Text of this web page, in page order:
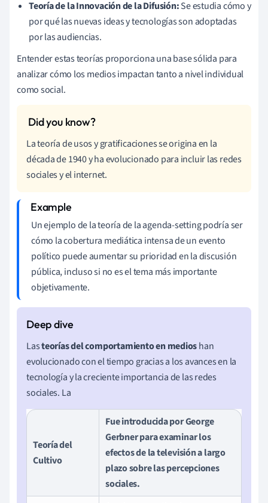
Teoría de la Innovación de la Difusión:Se estudia cómo y
por qué las nuevas ideas y tecnologías son adoptadas
por las audiencias.
Entender estas teorías proporciona una base sólida para
analizar cómo los medios impactan tanto a nivel individual
como social.
La teoría de usos y gratificaciones se origina en la
década de 1940 y ha evolucionado para incluir las redes
sociales y el internet.
Un ejemplo de la teoría de la agenda-setting podría ser
cómo la cobertura mediática intensa de un evento
político puede aumentar su prioridad en la discusión
pública, incluso si no es el tema más importante
objetivamente.
Lasteorías del comportamiento en medioshan
evolucionado con el tiempo gracias a los avances en la
tecnología y la creciente importancia de las redes
sociales. La
Teoría del
Cultivo
Fue introducida por George
Gerbner para examinar los
efectos de la televisión a largo
plazo sobre las percepciones
sociales.